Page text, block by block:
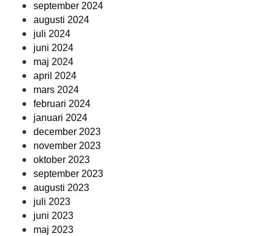
september 2024
augusti 2024
juli 2024
juni 2024
maj 2024
april 2024
mars 2024
februari 2024
januari 2024
december 2023
november 2023
oktober 2023
september 2023
augusti 2023
juli 2023
juni 2023
maj 2023